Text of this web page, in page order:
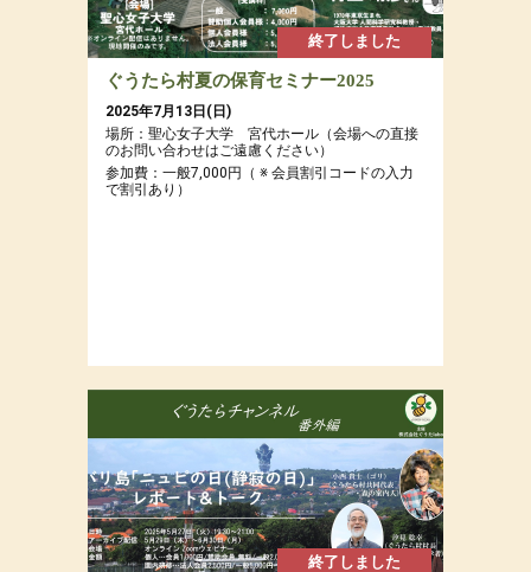
終了しました
ぐうたら村夏の保育セミナー2025
2025年7月13日(日)
場所：聖心女子大学 宮代ホール（会場への直接
のお問い合わせはご遠慮ください）
参加費：一般7,000円（ ※ 会員割引コードの入力
で割引あり）
終了しました